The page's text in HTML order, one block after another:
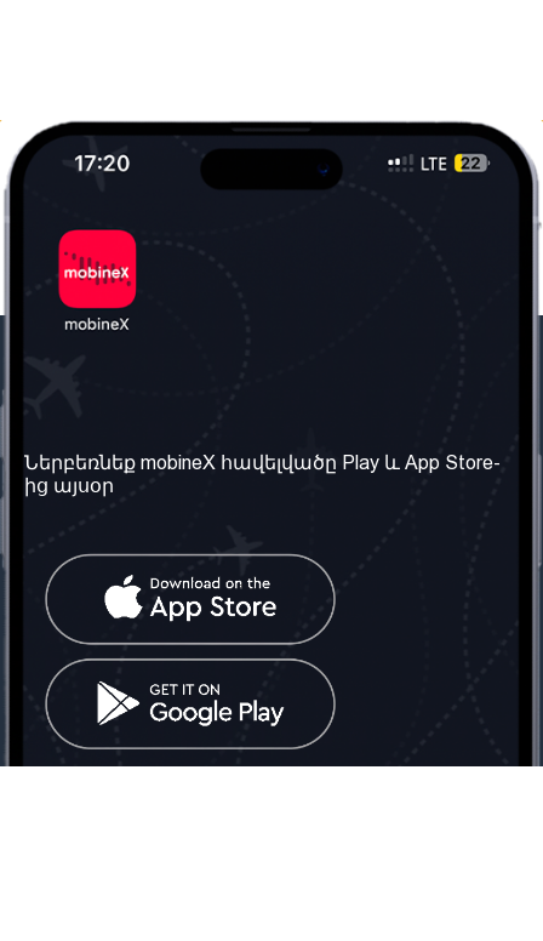
Մեր մասին
Մեր ծառայությունները
Պայմաններ և դրույթներ
Հաճախ տրվող հարցեր
Կապ մեզ հետ
Միացյալ
Թագավորություն: Մենք
գործընկեր ենք
փնտրում
Հայաստանում
Տարածել
սոցիալական
ցանցում
Ներբեռնեք mobineX հավելվածը Play և App Store-
ից այսօր